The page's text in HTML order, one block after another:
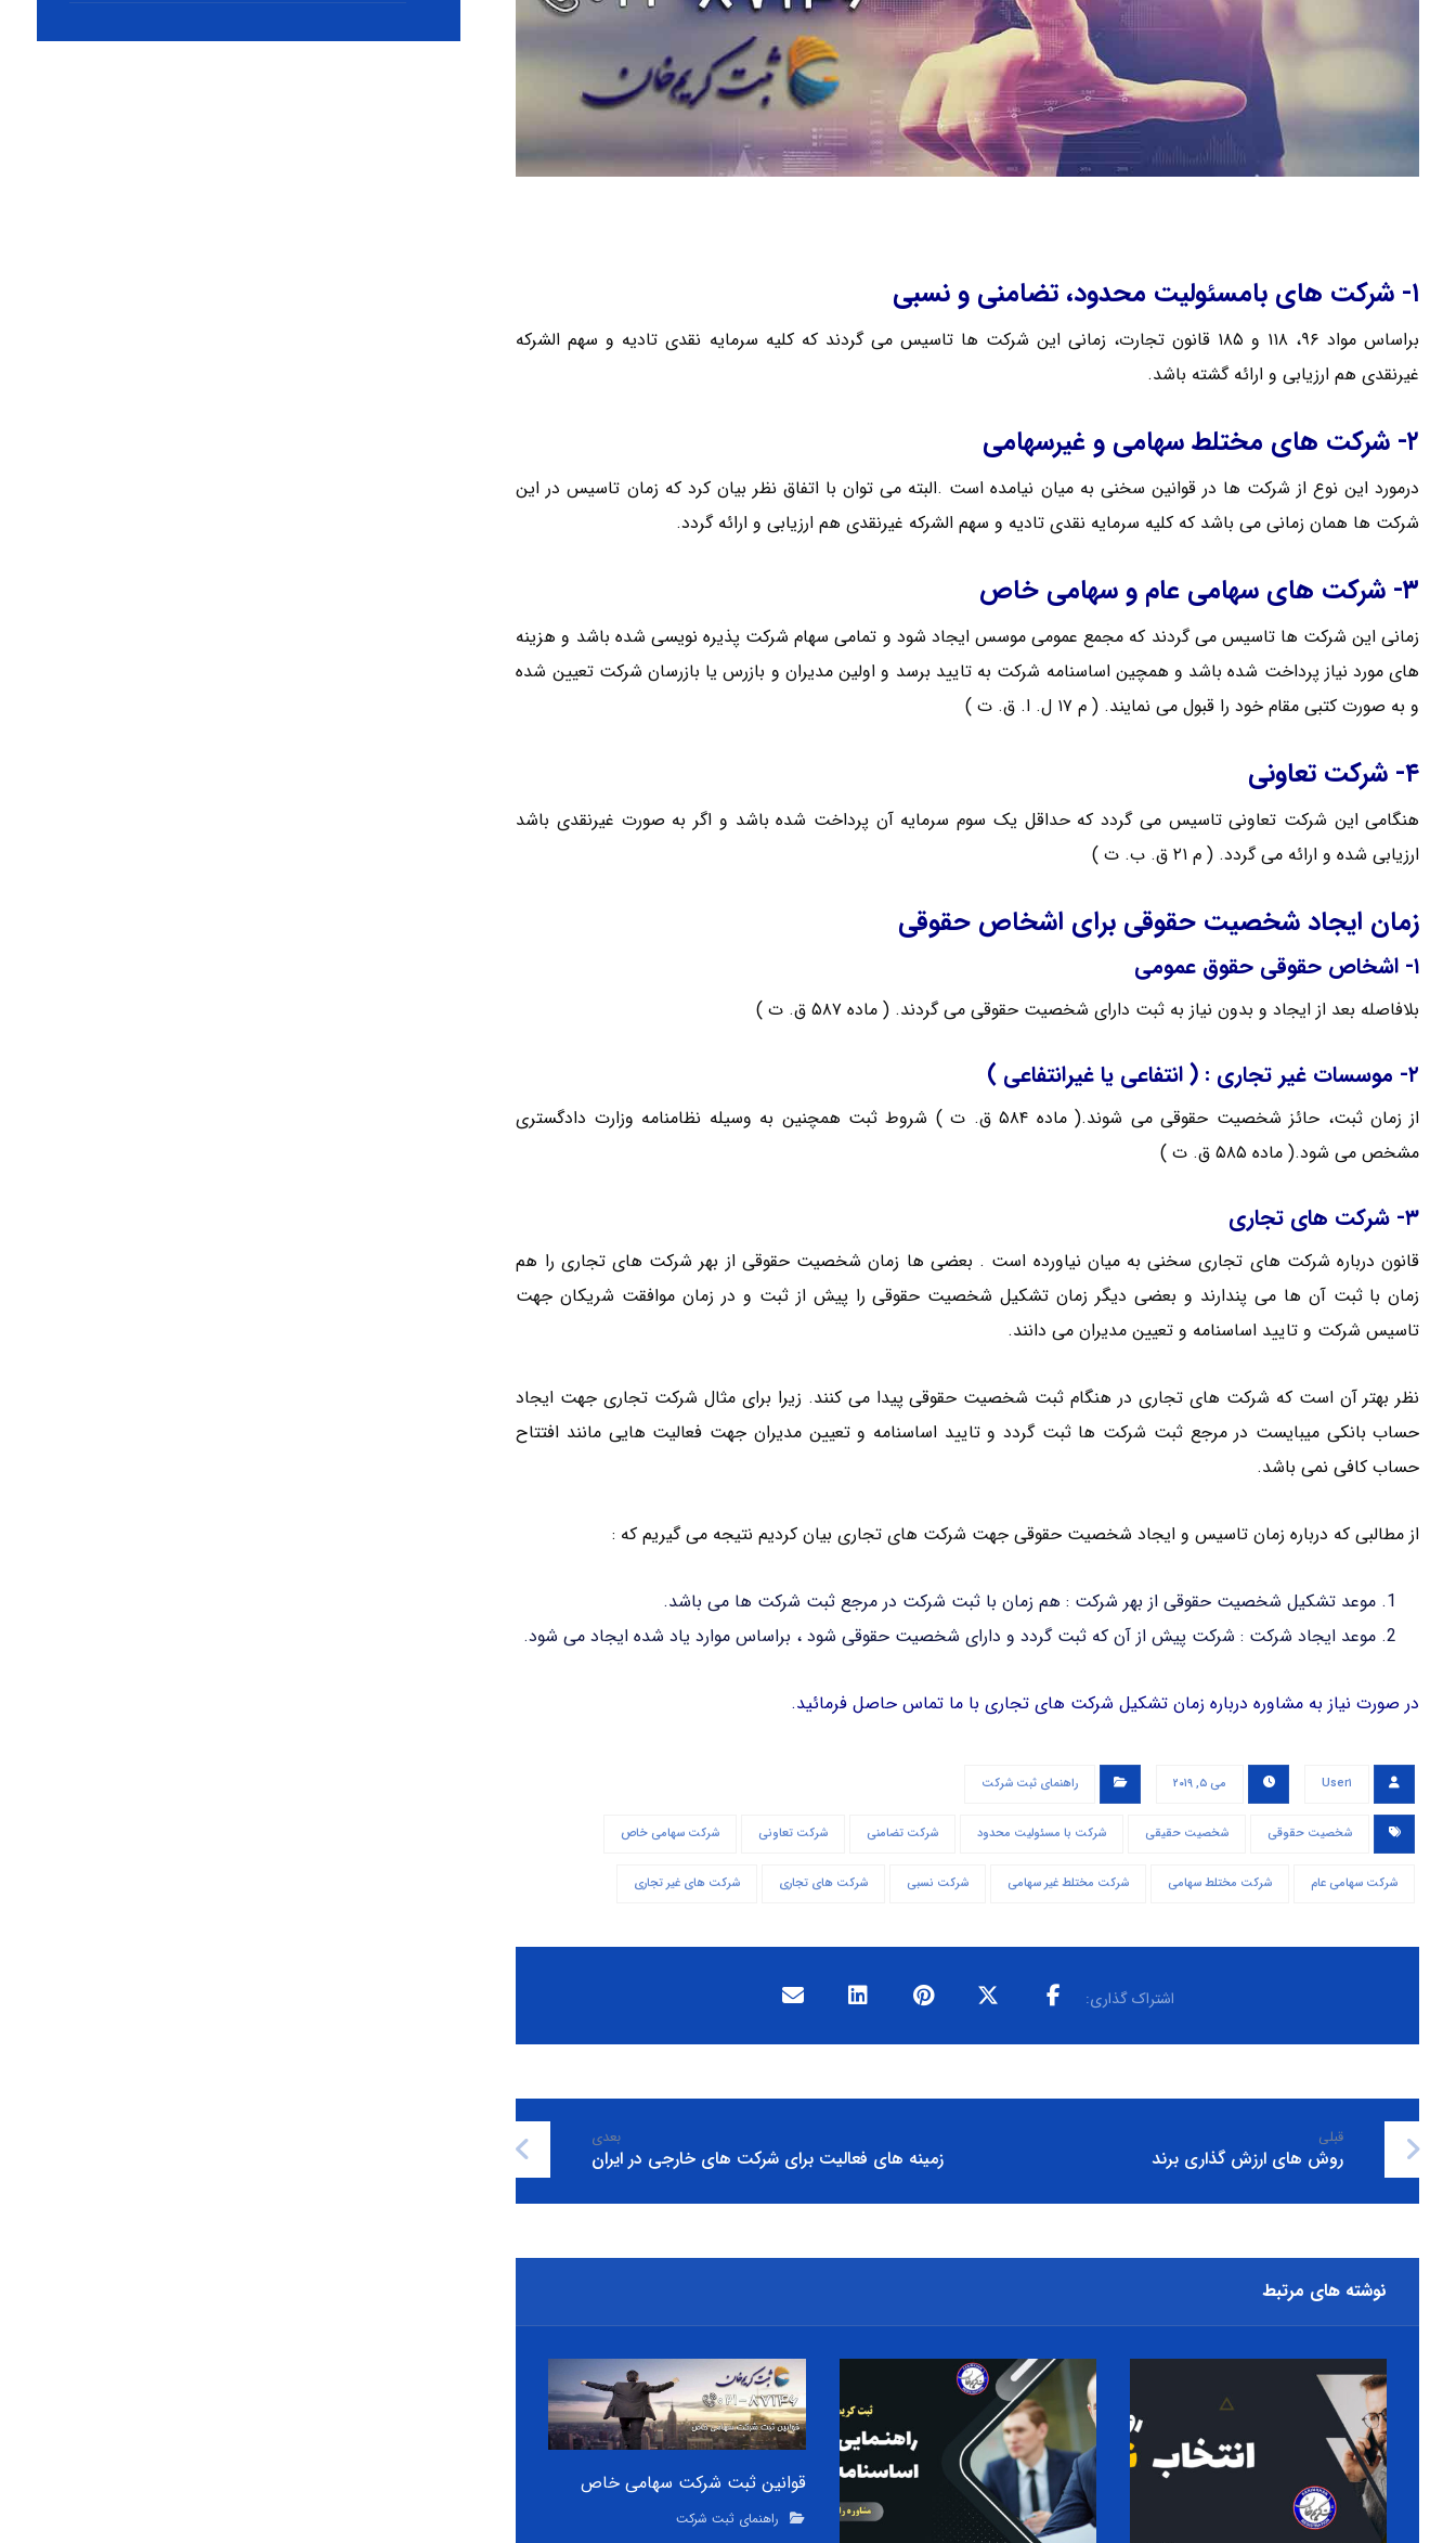
۱- شرکت های بامسئولیت محدود، تضامنی و نسبی
براساس مواد ۹۶، ۱۱۸ و ۱۸۵ قانون تجارت، زمانی این شرکت ها تاسیس می گردند که کلیه سرمایه نقدی تادیه و سهم الشرکه
غیرنقدی هم ارزیابی و ارائه گشته باشد.
۲- شرکت های مختلط سهامی و غیرسهامی
درمورد این نوع از شرکت ها در قوانین سخنی به میان نیامده است .البته می توان با اتفاق نظر بیان کرد که زمان تاسیس در این
شرکت ها همان زمانی می باشد که کلیه سرمایه نقدی تادیه و سهم الشرکه غیرنقدی هم ارزیابی و ارائه گردد.
۳- شرکت های سهامی عام و سهامی خاص
زمانی این شرکت ها تاسیس می گردند که مجمع عمومی موسس ایجاد شود و تمامی سهام شرکت پذیره نویسی شده باشد و هزینه
های مورد نیاز پرداخت شده باشد و همچین اساسنامه شرکت به تایید برسد و اولین مدیران و بازرس یا بازرسان شرکت تعیین شده
و به صورت کتبی مقام خود را قبول می نمایند. ( م ۱۷ ل. ا. ق. ت )
۴- شرکت تعاونی
هنگامی این شرکت تعاونی تاسیس می گردد که حداقل یک سوم سرمایه آن پرداخت شده باشد و اگر به صورت غیرنقدی باشد
ارزیابی شده و ارائه می گردد. ( م ۲۱ ق. ب. ت )
زمان ایجاد شخصیت حقوقی برای اشخاص حقوقی
۱- اشخاص حقوقی حقوق عمومی
بلافاصله بعد از ایجاد و بدون نیاز به ثبت دارای شخصیت حقوقی می گردند. ( ماده ۵۸۷ ق. ت )
۲- موسسات غیر تجاری : ( انتفاعی یا غیرانتفاعی )
از زمان ثبت، حائز شخصیت حقوقی می شوند.( ماده ۵۸۴ ق. ت ) شروط ثبت همچنین به وسیله نظامنامه وزارت دادگستری
مشخص می شود.( ماده ۵۸۵ ق. ت )
۳- شرکت های تجاری
قانون درباره شرکت های تجاری سخنی به میان نیاورده است . بعضی ها زمان شخصیت حقوقی از بهر شرکت های تجاری را هم
زمان با ثبت آن ها می پندارند و بعضی دیگر زمان تشکیل شخصیت حقوقی را پیش از ثبت و در زمان موافقت شریکان جهت
تاسیس شرکت و تایید اساسنامه و تعیین مدیران می دانند.
نظر بهتر آن است که شرکت های تجاری در هنگام ثبت شخصیت حقوقی پیدا می کنند. زیرا برای مثال شرکت تجاری جهت ایجاد
حساب بانکی میبایست در مرجع ثبت شرکت ها ثبت گردد و تایید اساسنامه و تعیین مدیران جهت فعالیت هایی مانند افتتاح
حساب کافی نمی باشد.
از مطالبی که درباره زمان تاسیس و ایجاد شخصیت حقوقی جهت شرکت های تجاری بیان کردیم نتیجه می گیریم که :
موعد تشکیل شخصیت حقوقی از بهر شرکت : هم زمان با ثبت شرکت در مرجع ثبت شرکت ها می باشد.
موعد ایجاد شرکت : شرکت پیش از آن که ثبت گردد و دارای شخصیت حقوقی شود ، براساس موارد یاد شده ایجاد می شود.
در صورت نیاز به مشاوره درباره زمان تشکیل شرکت های تجاری با ما تماس حاصل فرمائید.
User۱ می ۵, ۲۰۱۹ راهنمای ثبت شرکت
شخصیت حقوقی شخصیت حقیقی شرکت با مسئولیت محدود شرکت تضامنی شرکت تعاونی شرکت سهامی خاص
شرکت سهامی عام شرکت مختلط سهامی شرکت مختلط غیر سهامی شرکت نسبی شرکت های تجاری شرکت های غیر تجاری
قبلی
روش های ارزش گذاری برند
بعدی
زمینه های فعالیت برای شرکت های خارجی در ایران
نوشته های مرتبط
قوانین ثبت شرکت سهامی خاص
راهنمای ثبت شرکت